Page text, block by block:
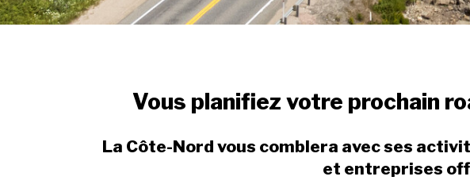
Vous planifiez votre prochain
La Côte-Nord vous comblera avec ses
et entreprises